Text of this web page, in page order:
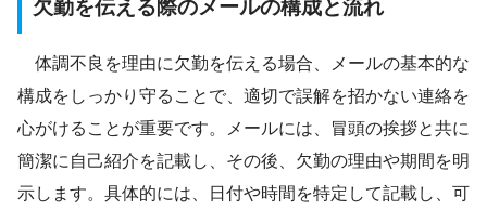
欠勤を伝える際のメールの構成と流れ
体調不良を理由に欠勤を伝える場合、メールの基本的な
構成をしっかり守ることで、適切で誤解を招かない連絡を
心がけることが重要です。メールには、冒頭の挨拶と共に
簡潔に自己紹介を記載し、その後、欠勤の理由や期間を明
示します。具体的には、日付や時間を特定して記載し、可